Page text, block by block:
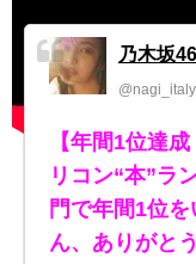
乃木坂
@nagi_italy
【年間1位達
リコン“本”ラ
門で年間1位
ん、ありがと